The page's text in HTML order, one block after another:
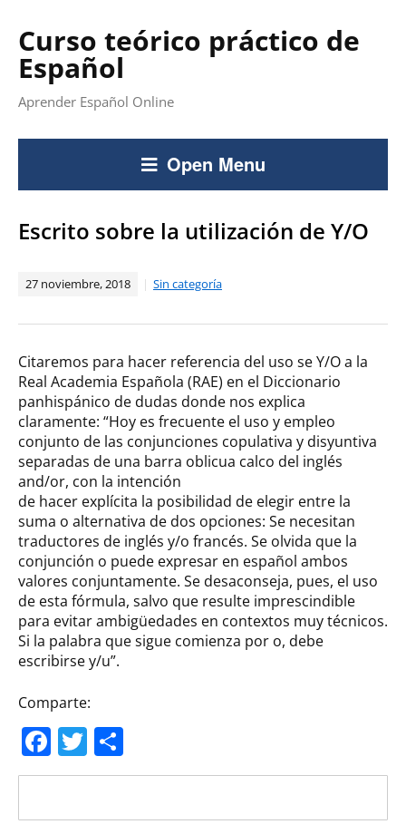
Curso teórico práctico de
Español
Aprender Español Online
Open Menu
Escrito sobre la utilización de Y/O
27 noviembre, 2018 Sin categoría
Citaremos para hacer referencia del uso se Y/O a la
Real Academia Española (RAE) en el Diccionario
panhispánico de dudas donde nos explica
claramente: “Hoy es frecuente el uso y empleo
conjunto de las conjunciones copulativa y disyuntiva
separadas de una barra oblicua calco del inglés
and/or, con la intención
de hacer explícita la posibilidad de elegir entre la
suma o alternativa de dos opciones: Se necesitan
traductores de inglés y/o francés. Se olvida que la
conjunción o puede expresar en español ambos
valores conjuntamente. Se desaconseja, pues, el uso
de esta fórmula, salvo que resulte imprescindible
para evitar ambigüedades en contextos muy técnicos.
Si la palabra que sigue comienza por o, debe
escribirse y/u”.
Comparte:
Facebook
Twitter